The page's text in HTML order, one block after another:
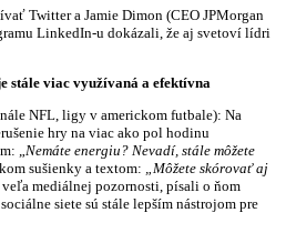
Twitter a Jamie Dimon (CEO JPMorgan
LinkedIn-u dokázali, že aj svetoví lídri
stále viac využívaná a efektívna
NFL, ligy v americkom futbale): Na
hry na viac ako pol hodinu
„ Nemáte energiu? Nevadí, stále môžete
sušienky a textom:
„Môžete skórovať aj
mediálnej pozornosti, písali o ňom
siete sú stále lepším nástrojom pre